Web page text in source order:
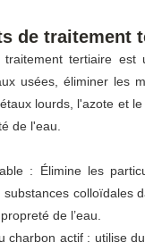
de traitement
traitement tertiaire est
usées, éliminer les
lourds, l'azote et
de l'eau.
: Élimine les
colloïdales
de l’eau.
actif : utilise